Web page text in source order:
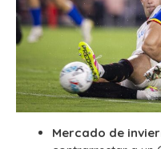
Mercado de